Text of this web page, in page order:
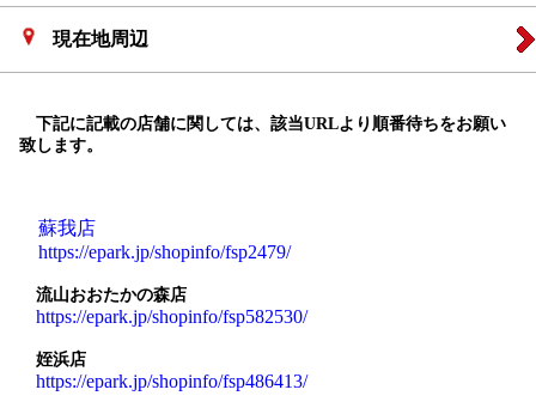
現在地周辺
下記に記載の店舗に関しては、該当URLより順番待ちをお願い
致します。
蘇我店
https://epark.jp/shopinfo/fsp2479/
流山おおたかの森店
https://epark.jp/shopinfo/fsp582530/
姪浜店
https://epark.jp/shopinfo/fsp486413/